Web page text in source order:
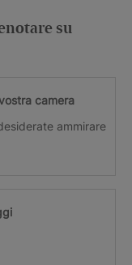
su
camera
ammirare